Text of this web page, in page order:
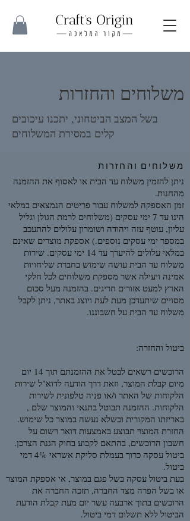
משלוחים והחזרות
בשל המצב הביטחוני, יתכנו עיכובים
משלוחים והחזרות
ניתן להזמין משלוח עד הבית או לאסוף את ההזמנה
מהחנות.
זמן האספקה למשלוח עבור פריטים הנמצאים במלאי
הינו עד 7 ימי עסקים (משלוחים לרמת הגולן וגליל
עליון, עוטף עזה ויהודה ושומרון עלולים להתעכב
במספר ימי עסקים נוספים.) אספקת מוצרים שאינם
במלאי עלולים להיערך עד 14 ימי עסקים. שירות
משלוח עד הבית עושה שימוש בחברת שליחויות
אמינה ויעילה אשר מספקת משלוחים לכל חלקי
הארץ למעט אזורים חריגים. בהזמנה מעל סכום
מסויים שיתעדכן מעת לעת ויוצג באתר, ניתן לקבל
משלוח עד הבית על חשבוננו.
ביטול והחזרה:
הרוכשים רשאים לבטל את ההזמנתם תוך 14 יום
מיום קבלת המוצר, וזאת דרך הודעה לדוא"ל שירות
הלקוחות של האתר ו/או פניה טלפונית לשירות
הלקוחות. ההזמנה תבוטל בתנאי והמוצר שלם ,
באריזתו המקורית וכשלא נעשה במוצר כל שימוש.
החזרת המוצר תבוצע באמצעות דואר רשום על
חשבון הרוכשים, בהתאם לקבוע בחוק הגנת הצרכן.
ביטול עסקה כרוך בעמלת סליקת אשראי 4% דמי
ביטול.
בעת ביטול עסקה בשל פגם במוצר, אי אספקת המוצר
או בשל הפרה מצד החברה, תזכה החברה את
הרוכשים בתוך ארבעה עשר יום מעת קבלת הודעת
הביטול ללא תשלום דמי ביטול.